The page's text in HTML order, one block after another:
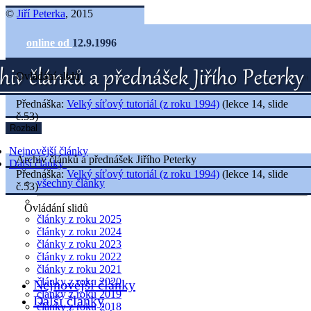
© Jiří Peterka, 2015
online od 12.9.1996
Ovládání slidů
Nejnovější články
Další články
všechny články
články z roku 2025
články z roku 2024
články z roku 2023
články z roku 2022
články z roku 2021
články z roku 2020
články z roku 2019
články z roku 2018
Přednáška: Velký síťový tutoriál (z roku 1994) (lekce 14, slide
č.53)
Rozbal
Archiv článků a přednášek Jiřího Peterky
Přednáška: Velký síťový tutoriál (z roku 1994) (lekce 14, slide
č.53)
Ovládání slidů
Nejnovější články
Další články